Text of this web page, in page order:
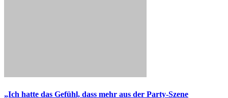
„Ich hatte das Gefühl, dass mehr aus der Party-Szene